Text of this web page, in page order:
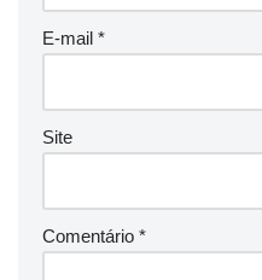
E-mail *
Site
Comentário *